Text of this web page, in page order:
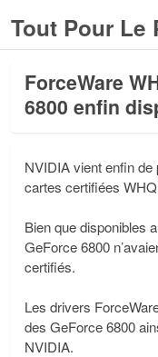
Tout Pour Le
ForceWare
6800 enfin
NVIDIA vient enfin
cartes certifiées
Bien que disponibles
GeForce 6800
certifiés.
Les drivers
des GeForce 6800
NVIDIA.